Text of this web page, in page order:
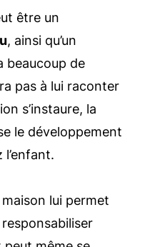
être un
, ainsi qu’un
beaucoup de
pas à lui raconter
s’instaure, la
le développement
lui permet
responsabiliser